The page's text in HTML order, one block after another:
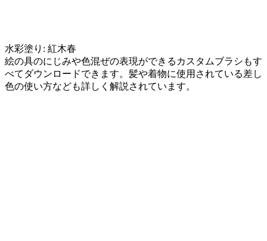
水彩塗り: 紅木春
絵の具のにじみや色混ぜの表現ができるカスタムブラシもす
べてダウンロードできます。髪や着物に使用されている差し
色の使い方なども詳しく解説されています。